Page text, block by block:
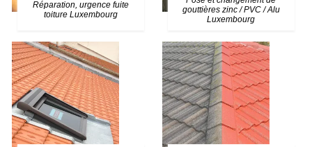
Réparation, urgence fuite
toiture Luxembourg
gouttières zinc / PVC / Alu
Luxembourg